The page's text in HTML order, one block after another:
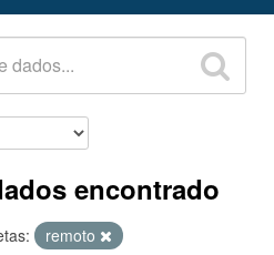
encontrado
remoto